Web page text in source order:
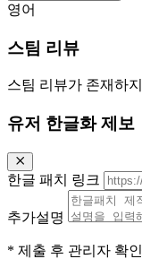
영어
스팀 리뷰
스팀 리뷰가 존재하
유저 한글화 제보
한글 패치 링크
추가설명
* 제출 후 관리자 확